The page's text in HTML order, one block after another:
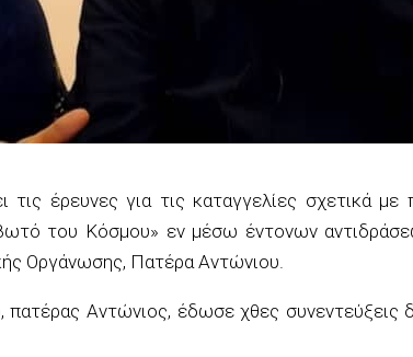
τις έρευνες για τις καταγγελίες σχετικά με
του Κόσμου» εν μέσω έντονων
Οργάνωσης, Πατέρα Αντώνιου.
Αντώνιος, έδωσε χθες συνεντεύξεις